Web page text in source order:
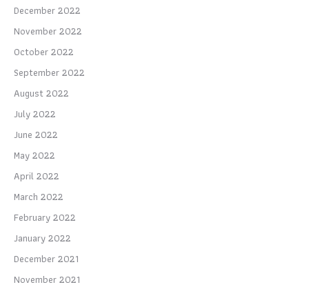
December 2022
November 2022
October 2022
September 2022
August 2022
July 2022
June 2022
May 2022
April 2022
March 2022
February 2022
January 2022
December 2021
November 2021